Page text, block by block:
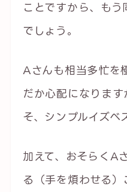
ことですから、も
でしょう。
Aさんも相当多忙を
だか心配になります
そ、シンプルイズベ
加えて、おそらくA
る（手を煩わせる）